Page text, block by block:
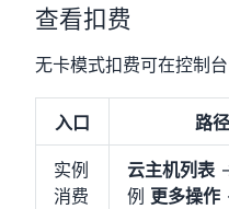
查看扣费
无卡模式扣费可在控制台
入口 路径
实例
消费
云主机列表
例 更多操作